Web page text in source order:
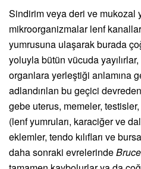
Sindirim veya deri ve mukozal
mikroorganizmalar lenf
yumrusuna ulaşarak burada
yoluyla bütün vücuda
organlara yerleştiği anlamına
adlandırılan bu geçici
gebe uterus, memeler,
(lenf yumruları, karaciğer ve
eklemler, tendo kılıfları ve
daha sonraki evrelerinde